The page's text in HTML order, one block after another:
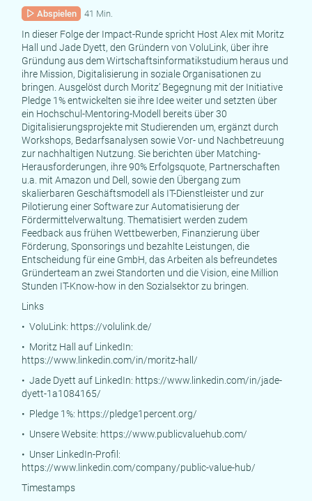
Abspielen 41 Min.
In dieser Folge der Impact-Runde spricht Host Alex mit Moritz
Hall und Jade Dyett, den Gründern von VoluLink, über ihre
Gründung aus dem Wirtschaftsinformatikstudium heraus und
ihre Mission, Digitalisierung in soziale Organisationen zu
bringen. Ausgelöst durch Moritz’ Begegnung mit der Initiative
Pledge 1% entwickelten sie ihre Idee weiter und setzten über
ein Hochschul-Mentoring-Modell bereits über 30
Digitalisierungsprojekte mit Studierenden um, ergänzt durch
Workshops, Bedarfsanalysen sowie Vor- und Nachbetreuung
zur nachhaltigen Nutzung. Sie berichten über Matching-
Herausforderungen, ihre 90% Erfolgsquote, Partnerschaften
u.a. mit Amazon und Dell, sowie den Übergang zum
skalierbaren Geschäftsmodell als IT-Dienstleister und zur
Pilotierung einer Software zur Automatisierung der
Fördermittelverwaltung. Thematisiert werden zudem
Feedback aus frühen Wettbewerben, Finanzierung über
Förderung, Sponsorings und bezahlte Leistungen, die
Entscheidung für eine GmbH, das Arbeiten als befreundetes
Gründerteam an zwei Standorten und die Vision, eine Million
Stunden IT-Know-how in den Sozialsektor zu bringen.
Links
• VoluLink: https://volulink.de/
• Moritz Hall auf LinkedIn:
https://www.linkedin.com/in/moritz-hall/
• Jade Dyett auf LinkedIn: https://www.linkedin.com/in/jade-
dyett-1a1084165/
• Pledge 1%: https://pledge1percent.org/
• Unsere Website: https://www.publicvaluehub.com/
• Unser LinkedIn-Profil:
https://www.linkedin.com/company/public-value-hub/
Timestamps